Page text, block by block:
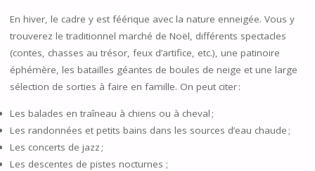
En hiver, le cadre y est féérique avec la nature enneigée. Vous y
trouverez le traditionnel marché de Noël, différents spectacles
(contes, chasses au trésor, feux d’artifice, etc.), une patinoire
éphémère, les batailles géantes de boules de neige et une large
sélection de sorties à faire en famille. On peut citer :
Les balades en traîneau à chiens ou à cheval ;
Les randonnées et petits bains dans les sources d’eau chaude ;
Les concerts de jazz ;
Les descentes de pistes nocturnes ;